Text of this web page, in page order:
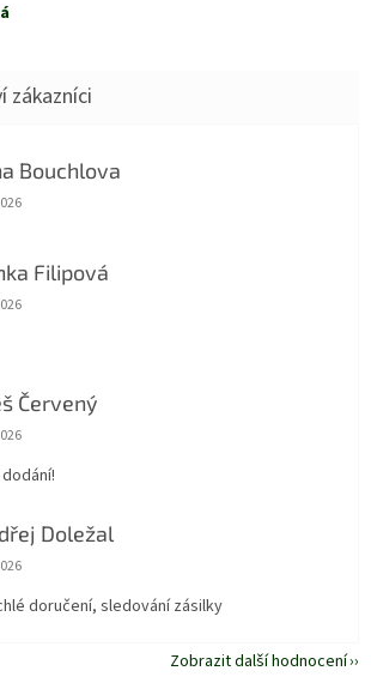
Bouchlova
obchodu je 5 z 5 hvězdiček.
Filipová
obchodu je 5 z 5 hvězdiček.
Červený
obchodu je 5 z 5 hvězdiček.
Doležal
obchodu je 5 z 5 hvězdiček.
doručení, sledování zásilky
Zobrazit další hodnocení